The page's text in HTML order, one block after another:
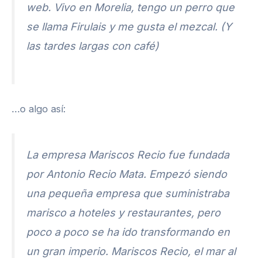
web. Vivo en Morelia, tengo un perro que
se llama Firulais y me gusta el mezcal. (Y
las tardes largas con café)
…o algo así:
La empresa Mariscos Recio fue fundada
por Antonio Recio Mata. Empezó siendo
una pequeña empresa que suministraba
marisco a hoteles y restaurantes, pero
poco a poco se ha ido transformando en
un gran imperio. Mariscos Recio, el mar al